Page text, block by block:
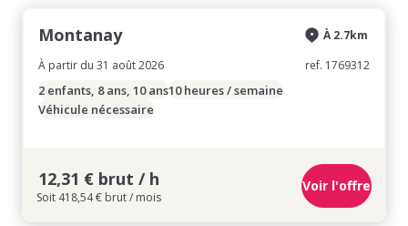
Montanay
À partir du 31 août 2026
À 2.7km
ref. 1769312
2 enfants, 8 ans, 10 ans10 heures / semaine
Véhicule nécessaire
12,31 € brut / h
Soit 418,54 € brut / mois
Voir l'offre